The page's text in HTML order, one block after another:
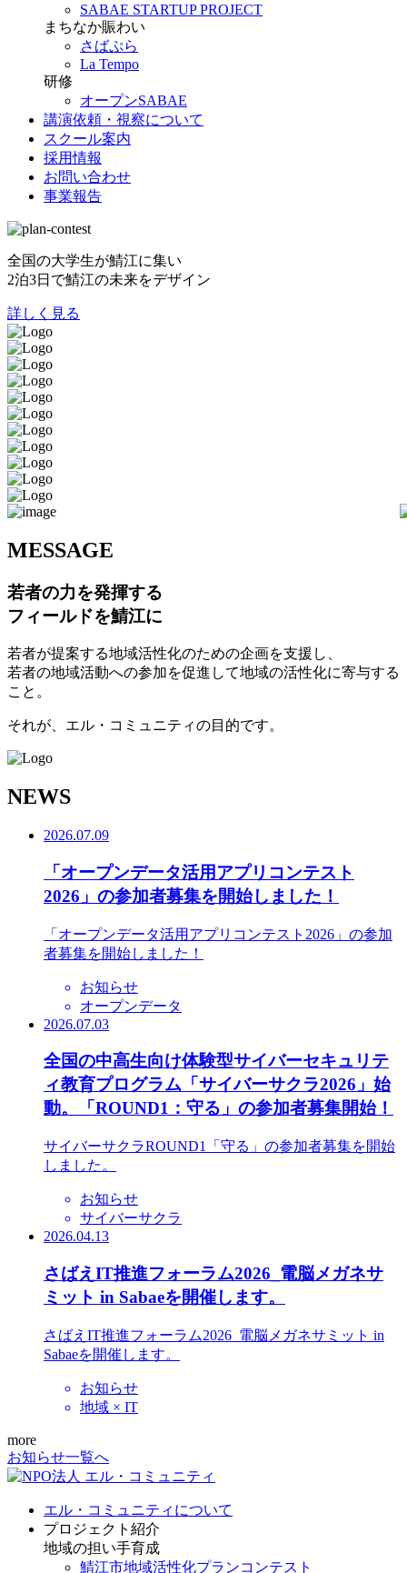
SABAE STARTUP PROJECT
まちなか賑わい
さばぷら
La Tempo
研修
オープンSABAE
講演依頼・視察について
スクール案内
採用情報
お問い合わせ
事業報告
全国の大学生が鯖江に集い
2泊3日で鯖江の未来をデザイン
詳しく見る
MESSAGE
若者の力を発揮する
フィールドを鯖江に
若者が提案する地域活性化のための企画を支援し、
若者の地域活動への参加を促進して地域の活性化に寄与する
こと。
それが、エル・コミュニティの目的です。
NEWS
2026.07.09
「オープンデータ活用アプリコンテスト
2026」の参加者募集を開始しました！
「オープンデータ活用アプリコンテスト2026」の参加
者募集を開始しました！
お知らせ
オープンデータ
2026.07.03
全国の中高生向け体験型サイバーセキュリテ
ィ教育プログラム「サイバーサクラ2026」始
動。「ROUND1：守る」の参加者募集開始！
サイバーサクラROUND1「守る」の参加者募集を開始
しました。
お知らせ
サイバーサクラ
2026.04.13
さばえIT推進フォーラム2026_電脳メガネサ
ミット in Sabaeを開催します。
さばえIT推進フォーラム2026_電脳メガネサミット in
Sabaeを開催します。
お知らせ
地域 × IT
more
お知らせ一覧へ
エル・コミュニティについて
プロジェクト紹介
地域の担い手育成
鯖江市地域活性化プランコンテスト